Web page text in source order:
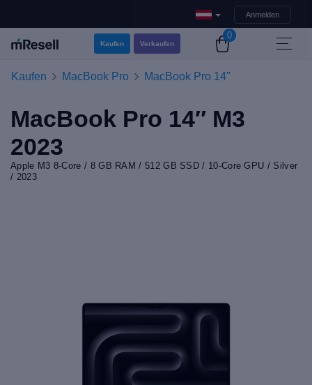
Anmelden
Kaufen Verkaufen
0
Kaufen MacBook Pro MacBook Pro 14"
MacBook Pro 14″ M3
2023
Apple M3 8-Core / 8 GB RAM / 512 GB SSD / 10-Core GPU / Silver
/ 2023